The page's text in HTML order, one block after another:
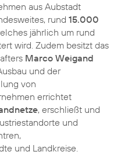
aus Aubstadt
rund 15.000
jährlich um rund
wird. Zudem besitzt das
Marco Weigand
und der
von
errichtet
, erschließt und
und
und Landkreise.